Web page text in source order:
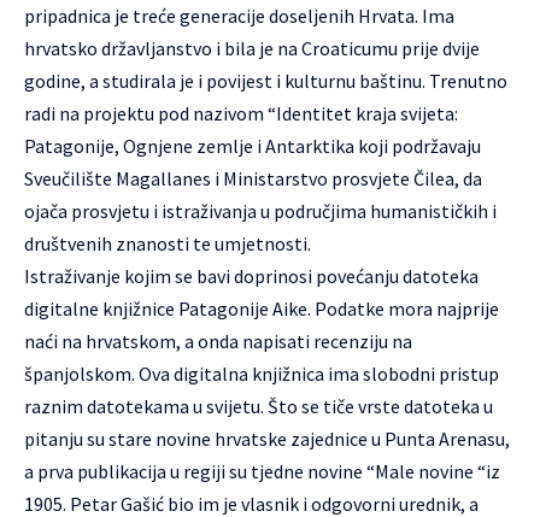
pripadnica je treće generacije doseljenih Hrvata. Ima
hrvatsko državljanstvo i bila je na Croaticumu prije dvije
godine, a studirala je i povijest i kulturnu baštinu. Trenutno
radi na projektu pod nazivom “Identitet kraja svijeta:
Patagonije, Ognjene zemlje i Antarktika koji podržavaju
Sveučilište Magallanes i Ministarstvo prosvjete Čilea, da
ojača prosvjetu i istraživanja u područjima humanističkih i
društvenih znanosti te umjetnosti.
Istraživanje kojim se bavi doprinosi povećanju datoteka
digitalne knjižnice Patagonije Aike. Podatke mora najprije
naći na hrvatskom, a onda napisati recenziju na
španjolskom. Ova digitalna knjižnica ima slobodni pristup
raznim datotekama u svijetu. Što se tiče vrste datoteka u
pitanju su stare novine hrvatske zajednice u Punta Arenasu,
a prva publikacija u regiji su tjedne novine “Male novine “iz
1905. Petar Gašić bio im je vlasnik i odgovorni urednik, a